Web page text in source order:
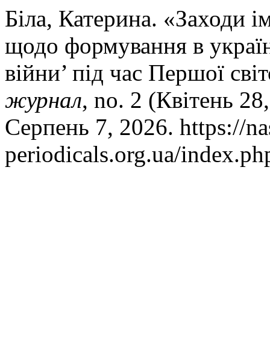
Біла, Катерина. «Заходи
щодо формування в
війни’ під час Першої
журнал, no. 2 (Квітень
Серпень 7, 2026. https://
periodicals.org.ua/